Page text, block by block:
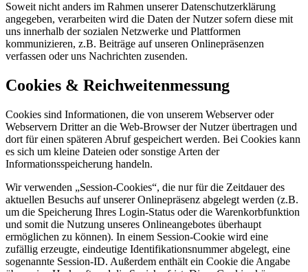
Soweit nicht anders im Rahmen unserer Datenschutzerklärung
angegeben, verarbeiten wird die Daten der Nutzer sofern diese mit
uns innerhalb der sozialen Netzwerke und Plattformen
kommunizieren, z.B. Beiträge auf unseren Onlinepräsenzen
verfassen oder uns Nachrichten zusenden.
Cookies & Reichweitenmessung
Cookies sind Informationen, die von unserem Webserver oder
Webservern Dritter an die Web-Browser der Nutzer übertragen und
dort für einen späteren Abruf gespeichert werden. Bei Cookies kann
es sich um kleine Dateien oder sonstige Arten der
Informationsspeicherung handeln.
Wir verwenden „Session-Cookies“, die nur für die Zeitdauer des
aktuellen Besuchs auf unserer Onlinepräsenz abgelegt werden (z.B.
um die Speicherung Ihres Login-Status oder die Warenkorbfunktion
und somit die Nutzung unseres Onlineangebotes überhaupt
ermöglichen zu können). In einem Session-Cookie wird eine
zufällig erzeugte, eindeutige Identifikationsnummer abgelegt, eine
sogenannte Session-ID. Außerdem enthält ein Cookie die Angabe